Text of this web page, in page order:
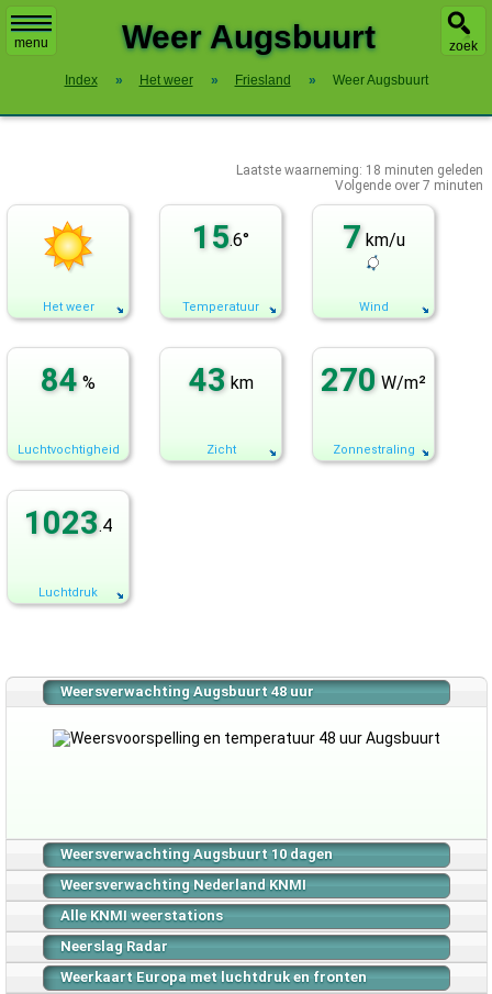
menu zoek
Weer Augsbuurt
Index » Het weer » Friesland » Weer Augsbuurt
Laatste waarneming: 18 minuten geleden
Volgende over7 minuten
Het weer
15.6°
Temperatuur
7 km/u
Wind
84 %
Luchtvochtigheid
43 km
Zicht
270 W/m²
Zonnestraling
1023.4
Luchtdruk
Weersverwachting Augsbuurt 48 uur
Weersverwachting Augsbuurt 10 dagen
Weersverwachting Nederland KNMI
Alle KNMI weerstations
Neerslag Radar
Weerkaart Europa met luchtdruk en fronten